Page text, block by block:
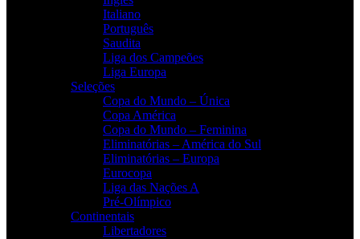
Italiano
Português
Saudita
Liga dos Campeões
Liga Europa
Seleções
Copa do Mundo – Única
Copa América
Copa do Mundo – Feminina
Eliminatórias – América do Sul
Eliminatórias – Europa
Eurocopa
Liga das Nações A
Pré-Olímpico
Continentais
Libertadores